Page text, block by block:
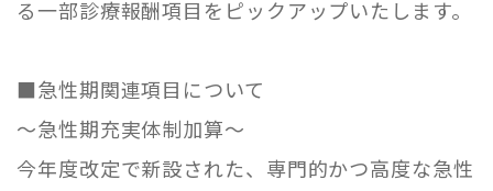
る一部診療報酬項目をピックアップいたします。
■急性期関連項目について
～急性期充実体制加算～
今年度改定で新設された、専門的かつ高度な急性